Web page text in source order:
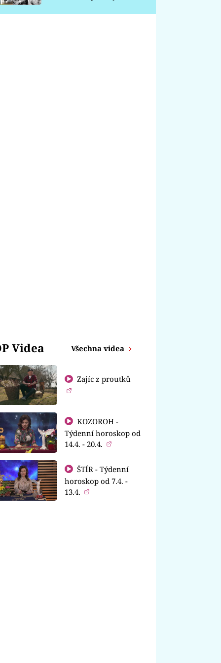
Videa Všechna videa
Zajíc z proutků
KOZOROH -
Týdenní horoskop od
14.4. - 20.4.
ŠTÍR - Týdenní
horoskop od 7.4. -
13.4.